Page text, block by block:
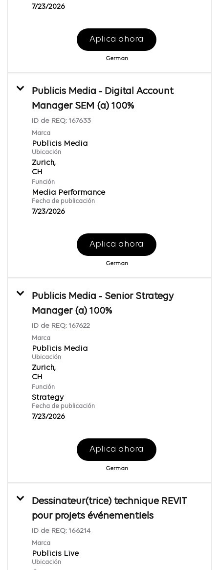
7/23/2026
Aplica ahora
German
Publicis Media - Digital Account
Manager SEM (a) 100%
ID de REQ: 167633
Marca
Publicis Media
Ubicación
Zurich,
Función
Media Performance
Fecha de publicación
7/23/2026
Aplica ahora
German
Publicis Media - Senior Strategy
Manager (a) 100%
ID de REQ: 167622
Marca
Publicis Media
Ubicación
Zurich,
Función
Strategy
Fecha de publicación
7/23/2026
Aplica ahora
German
Dessinateur(trice) technique REVIT
pour projets événementiels
ID de REQ: 166214
Marca
Publicis Live
Ubicación